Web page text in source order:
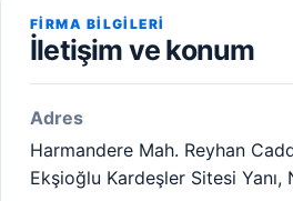
FIRMA BILGILERI
İletişim ve konum
Adres
Harmandere Mah. Reyhan
Ekşioğlu Kardeşler Sitesi Yanı,